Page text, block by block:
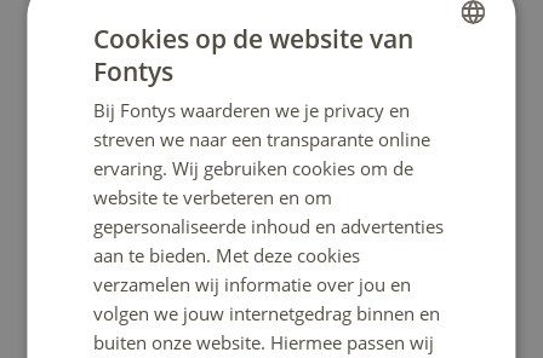
Doorzoek informatiebronnen die beschikbaar zijn binnen
Fontys, zoals e-books en artikelen
Zoeken in Fontys Finder
Geavanceerd zoeken
Stel je vraag aan de Fontys Bibliotheek
Cookies op de website van
Fontys
Bij Fontys waarderen we je privacy en
streven we naar een transparante online
ervaring. Wij gebruiken cookies om de
website te verbeteren en om
gepersonaliseerde inhoud en advertenties
aan te bieden. Met deze cookies
verzamelen wij informatie over jou en
volgen we jouw internetgedrag binnen en
buiten onze website. Hiermee passen wij